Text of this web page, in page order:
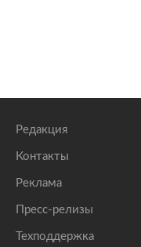
Редакция
Контакты
Реклама
Пресс-релизы
Техподдержка